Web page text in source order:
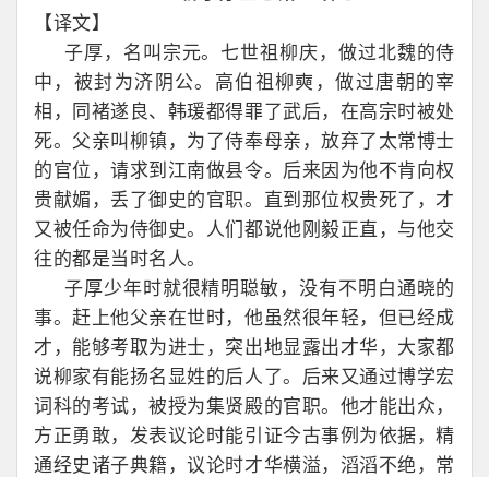
【译文】
子厚，名叫宗元。七世祖柳庆，做过北魏的侍
中，被封为济阴公。高伯祖柳奭，做过唐朝的宰
相，同褚遂良、韩瑗都得罪了武后，在高宗时被处
死。父亲叫柳镇，为了侍奉母亲，放弃了太常博士
的官位，请求到江南做县令。后来因为他不肯向权
贵献媚，丢了御史的官职。直到那位权贵死了，才
又被任命为侍御史。人们都说他刚毅正直，与他交
往的都是当时名人。
子厚少年时就很精明聪敏，没有不明白通晓的
事。赶上他父亲在世时，他虽然很年轻，但已经成
才，能够考取为进士，突出地显露出才华，大家都
说柳家有能扬名显姓的后人了。后来又通过博学宏
词科的考试，被授为集贤殿的官职。他才能出众，
方正勇敢，发表议论时能引证今古事例为依据，精
通经史诸子典籍，议论时才华横溢，滔滔不绝，常